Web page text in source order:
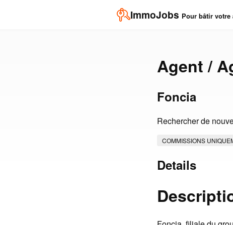
ImmoJobs Pour bâtir votre
Agent /
Foncia
Rechercher de
COMMISSIONS
Details